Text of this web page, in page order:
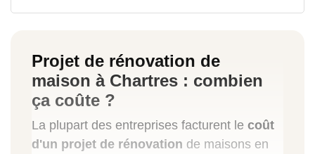
Projet de rénovation de
maison à Chartres : combien
ça coûte ?
La plupart des entreprises facturent le coût
d'un projet de rénovation de maisons en